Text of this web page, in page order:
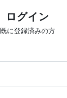
ログイン
既に登録済みの方